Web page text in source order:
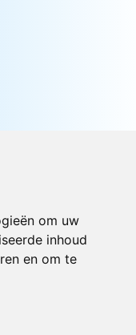
om uw
inhoud
en om te